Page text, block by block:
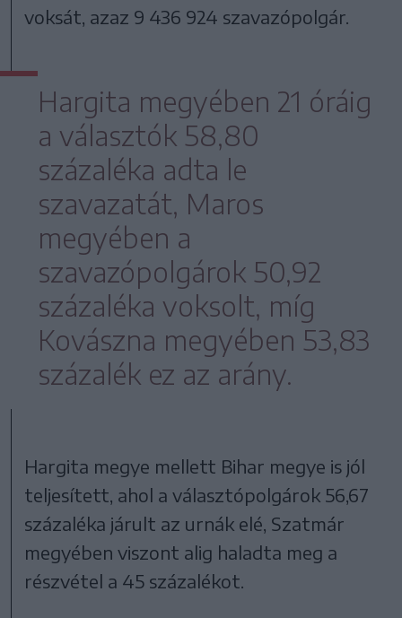
voksát, azaz 9 436 924 szavazópolgár.
Hargita megyében 21 óráig
a választók 58,80
százaléka adta le
szavazatát, Maros
megyében a
szavazópolgárok 50,92
százaléka voksolt, míg
Kovászna megyében 53,83
százalék ez az arány.
Hargita megye mellett Bihar megye is jól
teljesített, ahol a választópolgárok 56,67
százaléka járult az urnák elé, Szatmár
megyében viszont alig haladta meg a
részvétel a 45 százalékot.